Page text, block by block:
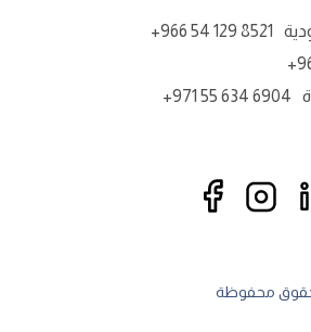
+966 54 129 8521
+971 55 634 6904